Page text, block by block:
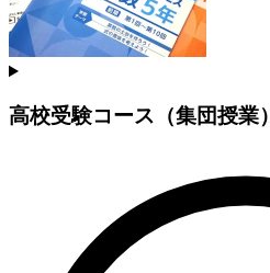
高校受験コース（集団授業）